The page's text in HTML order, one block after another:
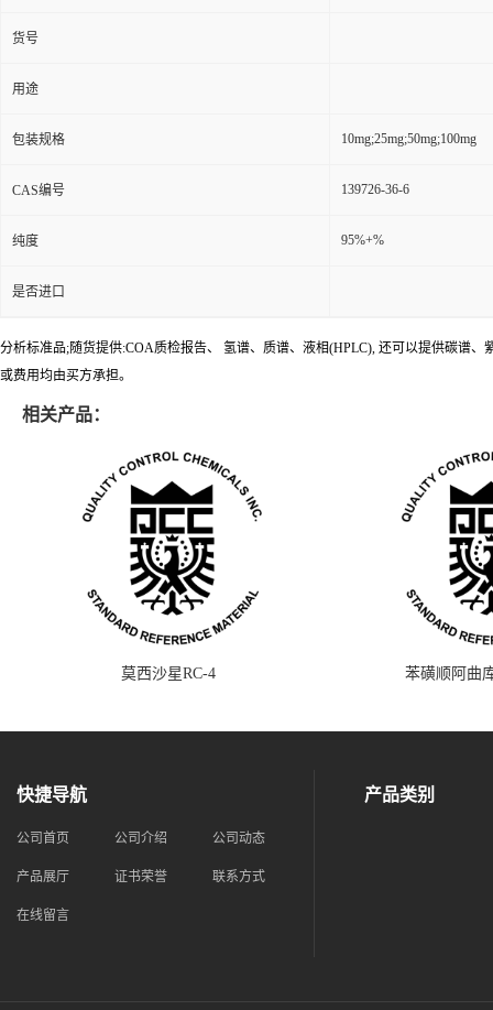
货号
用途
包装规格 10mg;25mg;50mg;100mg
CAS编号 139726-36-6
纯度 95%+%
是否进口
分析标准品;随货提供:COA质检报告、 氢谱、质谱、液相(HPLC), 还可以提供碳谱
或费用均由买方承担。
相关产品：
莫西沙星RC-4 苯磺顺阿曲
快捷导航
公司首页 公司介绍 公司动态
产品展厅 证书荣誉 联系方式
在线留言
产品类别